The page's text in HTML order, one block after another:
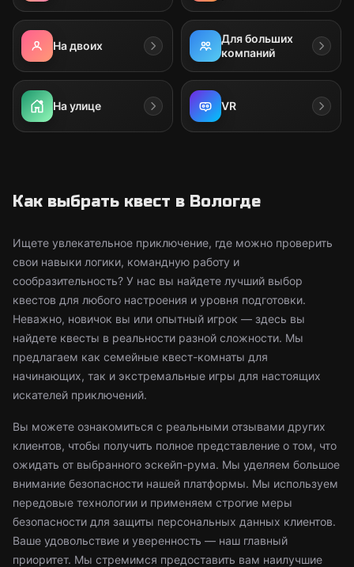
На двоих
Для больших
компаний
На улице VR
Как выбрать квест в Вологде
Ищете увлекательное приключение, где можно проверить
свои навыки логики, командную работу и
сообразительность? У нас вы найдете лучший выбор
квестов для любого настроения и уровня подготовки.
Неважно, новичок вы или опытный игрок — здесь вы
найдете квесты в реальности разной сложности. Мы
предлагаем как семейные квест-комнаты для
начинающих, так и экстремальные игры для настоящих
искателей приключений.
Вы можете ознакомиться с реальными отзывами других
клиентов, чтобы получить полное представление о том, что
ожидать от выбранного эскейп-рума. Мы уделяем большое
внимание безопасности нашей платформы. Мы используем
передовые технологии и применяем строгие меры
безопасности для защиты персональных данных клиентов.
Ваше удовольствие и уверенность — наш главный
приоритет. Мы стремимся предоставить вам наилучшие